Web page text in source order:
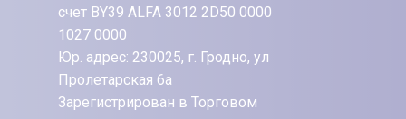
счет BY39 ALFA 3012 2D50 0000
1027 0000
Юр. адрес: 230025, г. Гродно, ул
Пролетарская 6а
Зарегистрирован в Торговом